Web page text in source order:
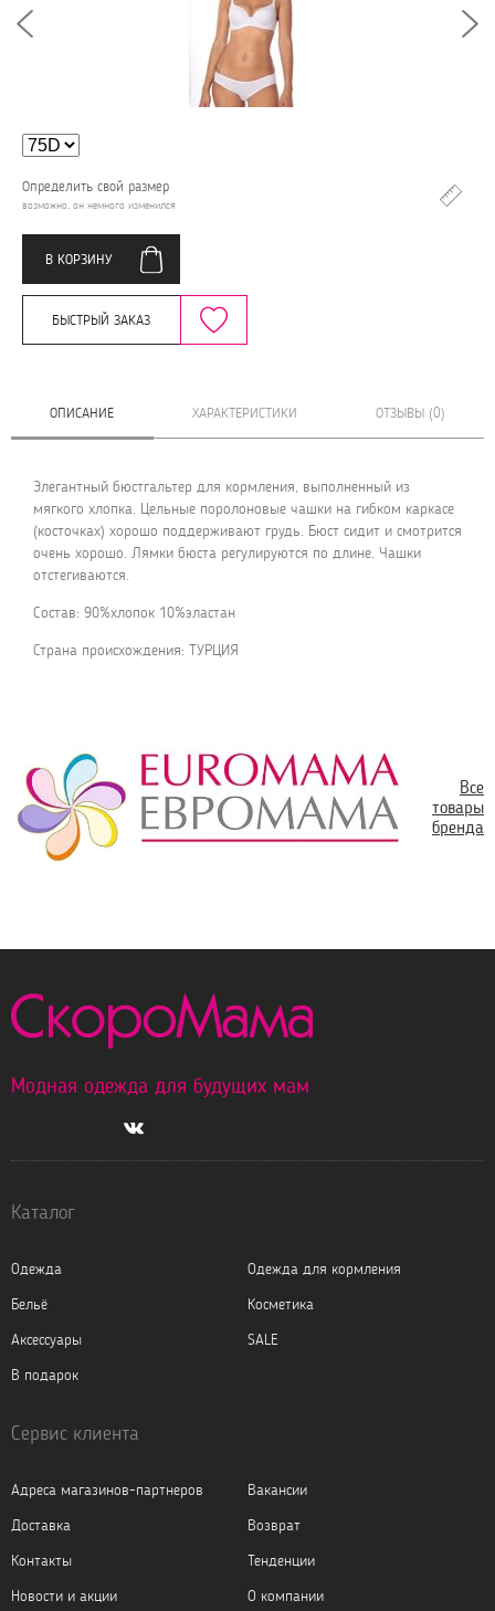
Определить свой размер
возможно, он немного изменился
В КОРЗИНУ
БЫСТРЫЙ ЗАКАЗ
ОПИСАНИЕ ХАРАКТЕРИСТИКИ ОТЗЫВЫ (0)
Элегантный бюстгальтер для кормления, выполненный из
мягкого хлопка. Цельные поролоновые чашки на гибком каркасе
(косточках) хорошо поддерживают грудь. Бюст сидит и смотрится
очень хорошо. Лямки бюста регулируются по длине. Чашки
отстегиваются.
Состав: 90%хлопок 10%эластан
Страна происхождения: ТУРЦИЯ
Все
товары
бренда
Модная одежда для будущих мам
Каталог
Одежда
Одежда для кормления
Бельё
Косметика
Аксессуары
SALE
В подарок
Сервис клиента
Адреса магазинов-партнеров
Вакансии
Доставка
Возврат
Контакты
Тенденции
Новости и акции
О компании